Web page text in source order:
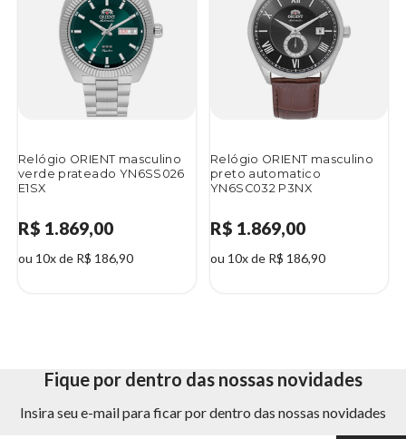
Relógio ORIENT masculino
verde prateado YN6SS026
E1SX
R$ 1.869,00
ou 10x de R$ 186,90
Relógio ORIENT masculino
preto automatico
YN6SC032 P3NX
R$ 1.869,00
ou 10x de R$ 186,90
Fique por dentro das nossas novidades
Insira seu e-mail para ficar por dentro das nossas novidades